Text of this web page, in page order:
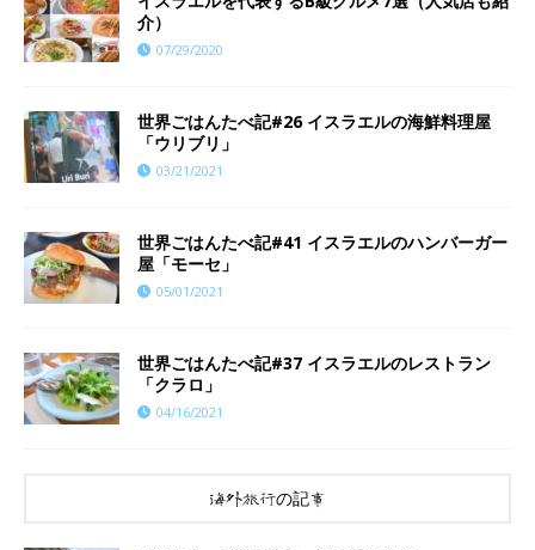
介）
07/29/2020
世界ごはんたべ記#26 イスラエルの海鮮料理屋
「ウリブリ」
03/21/2021
世界ごはんたべ記#41 イスラエルのハンバーガー
屋「モーセ」
05/01/2021
世界ごはんたべ記#37 イスラエルのレストラン
「クラロ」
04/16/2021
海外旅行の記事